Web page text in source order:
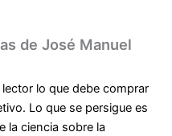
de José Manuel
lo que debe comprar
Lo que se persigue es
la ciencia sobre la